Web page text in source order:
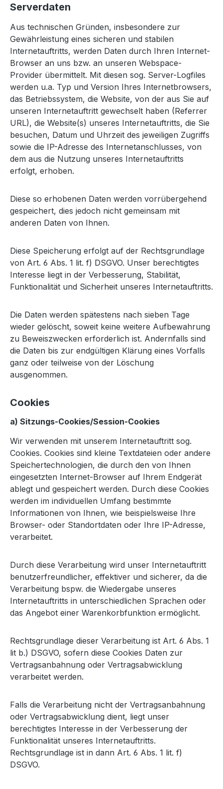
Serverdaten
Aus technischen Gründen, insbesondere zur
Gewährleistung eines sicheren und stabilen
Internetauftritts, werden Daten durch Ihren Internet-
Browser an uns bzw. an unseren Webspace-
Provider übermittelt. Mit diesen sog. Server-Logfiles
werden u.a. Typ und Version Ihres Internetbrowsers,
das Betriebssystem, die Website, von der aus Sie auf
unseren Internetauftritt gewechselt haben (Referrer
URL), die Website(s) unseres Internetauftritts, die Sie
besuchen, Datum und Uhrzeit des jeweiligen Zugriffs
sowie die IP-Adresse des Internetanschlusses, von
dem aus die Nutzung unseres Internetauftritts
erfolgt, erhoben.
Diese so erhobenen Daten werden vorrübergehend
gespeichert, dies jedoch nicht gemeinsam mit
anderen Daten von Ihnen.
Diese Speicherung erfolgt auf der Rechtsgrundlage
von Art. 6 Abs. 1 lit. f) DSGVO. Unser berechtigtes
Interesse liegt in der Verbesserung, Stabilität,
Funktionalität und Sicherheit unseres Internetauftritts.
Die Daten werden spätestens nach sieben Tage
wieder gelöscht, soweit keine weitere Aufbewahrung
zu Beweiszwecken erforderlich ist. Andernfalls sind
die Daten bis zur endgültigen Klärung eines Vorfalls
ganz oder teilweise von der Löschung
ausgenommen.
Cookies
a) Sitzungs-Cookies/Session-Cookies
Wir verwenden mit unserem Internetauftritt sog.
Cookies. Cookies sind kleine Textdateien oder andere
Speichertechnologien, die durch den von Ihnen
eingesetzten Internet-Browser auf Ihrem Endgerät
ablegt und gespeichert werden. Durch diese Cookies
werden im individuellen Umfang bestimmte
Informationen von Ihnen, wie beispielsweise Ihre
Browser- oder Standortdaten oder Ihre IP-Adresse,
verarbeitet.
Durch diese Verarbeitung wird unser Internetauftritt
benutzerfreundlicher, effektiver und sicherer, da die
Verarbeitung bspw. die Wiedergabe unseres
Internetauftritts in unterschiedlichen Sprachen oder
das Angebot einer Warenkorbfunktion ermöglicht.
Rechtsgrundlage dieser Verarbeitung ist Art. 6 Abs. 1
lit b.) DSGVO, sofern diese Cookies Daten zur
Vertragsanbahnung oder Vertragsabwicklung
verarbeitet werden.
Falls die Verarbeitung nicht der Vertragsanbahnung
oder Vertragsabwicklung dient, liegt unser
berechtigtes Interesse in der Verbesserung der
Funktionalität unseres Internetauftritts.
Rechtsgrundlage ist in dann Art. 6 Abs. 1 lit. f)
DSGVO.